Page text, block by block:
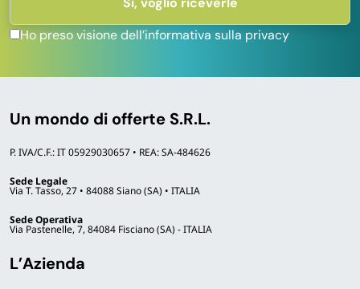
Ho preso visione dell’informativa sulla privacy
Un mondo di offerte S.R.L.
P. IVA/C.F.: IT 05929030657 • REA: SA-484626
Sede Legale
Via T. Tasso, 27 • 84088 Siano (SA) • ITALIA
Sede Operativa
Via Pastenelle, 7, 84084 Fisciano (SA) - ITALIA
L’Azienda